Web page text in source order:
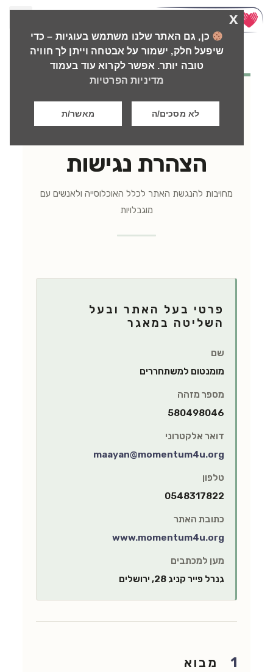
מומנטום למשתחררים
הצהרת נגישות
מחויבות להנגשת האתר לכלל האוכלוסייה ולאנשים עם
מוגבלויות
פרטי בעל האתר ובעל
השליטה במאגר
שם
מומנטום למשתחררים
מספר מזהה
580498046
דואר אלקטרוני
maayan@momentum4u.org
טלפון
0548317822
כתובת האתר
www.momentum4u.org
מען למכתבים
גנרל פייר קניג 28, ירושלים
1 מבוא
כן, גם האתר שלנו משתמש בעוגיות – כדי
שיפעל חלק, ישמור על אבטחה וייתן לך חוויה
טובה יותר. אפשר לקרוא עוד בעמוד
מדיניות הפרטיות
לא מסכים/ה מאשר/ת
x